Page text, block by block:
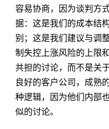
容易协商，因为谈判方
据：这是我们的成本结
别；这是我们建议与调
制失控上涨风险的上限
共担的讨论，而不是关
良好的客户公司，成熟
种逻辑，因为他们内部
似的讨论。